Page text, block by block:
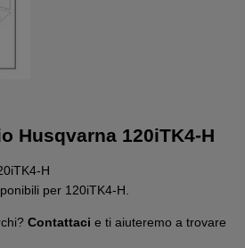
Husqvarna 120iTK4-H
H
per 120iTK4-H.
Contattaci e ti aiuteremo a trovare